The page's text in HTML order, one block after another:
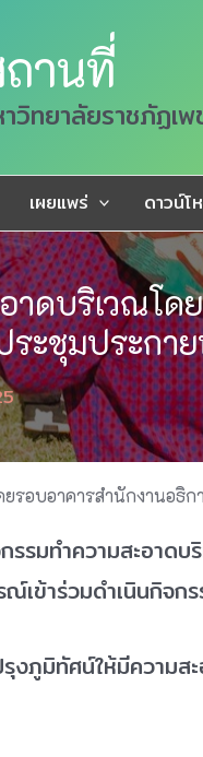
านที่
วิทยาลัยราชภัฏเ
เผยแพร่ ดาวน์โ
ดบริเวณโด
ะชุมประกา
อบอาคารสำนักงานอธิ
ทำความสะอาดบ
ข้าร่วมดำเนินกิจก
ภูมิทัศน์ให้มีความส